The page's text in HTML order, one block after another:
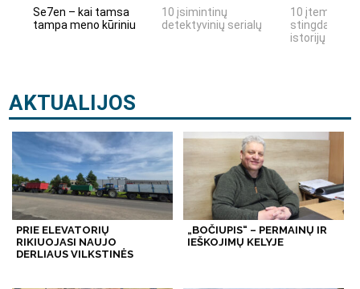
Se7en – kai tamsa
tampa meno kūriniu
10 įsimintinų
detektyvinių serialų
10 įtemptų,
stingdančių
istorijų
AKTUALIJOS
PRIE ELEVATORIŲ
RIKIUOJASI NAUJO
DERLIAUS VILKSTINĖS
„BOČIUPIS“ – PERMAINŲ IR
IEŠKOJIMŲ KELYJE